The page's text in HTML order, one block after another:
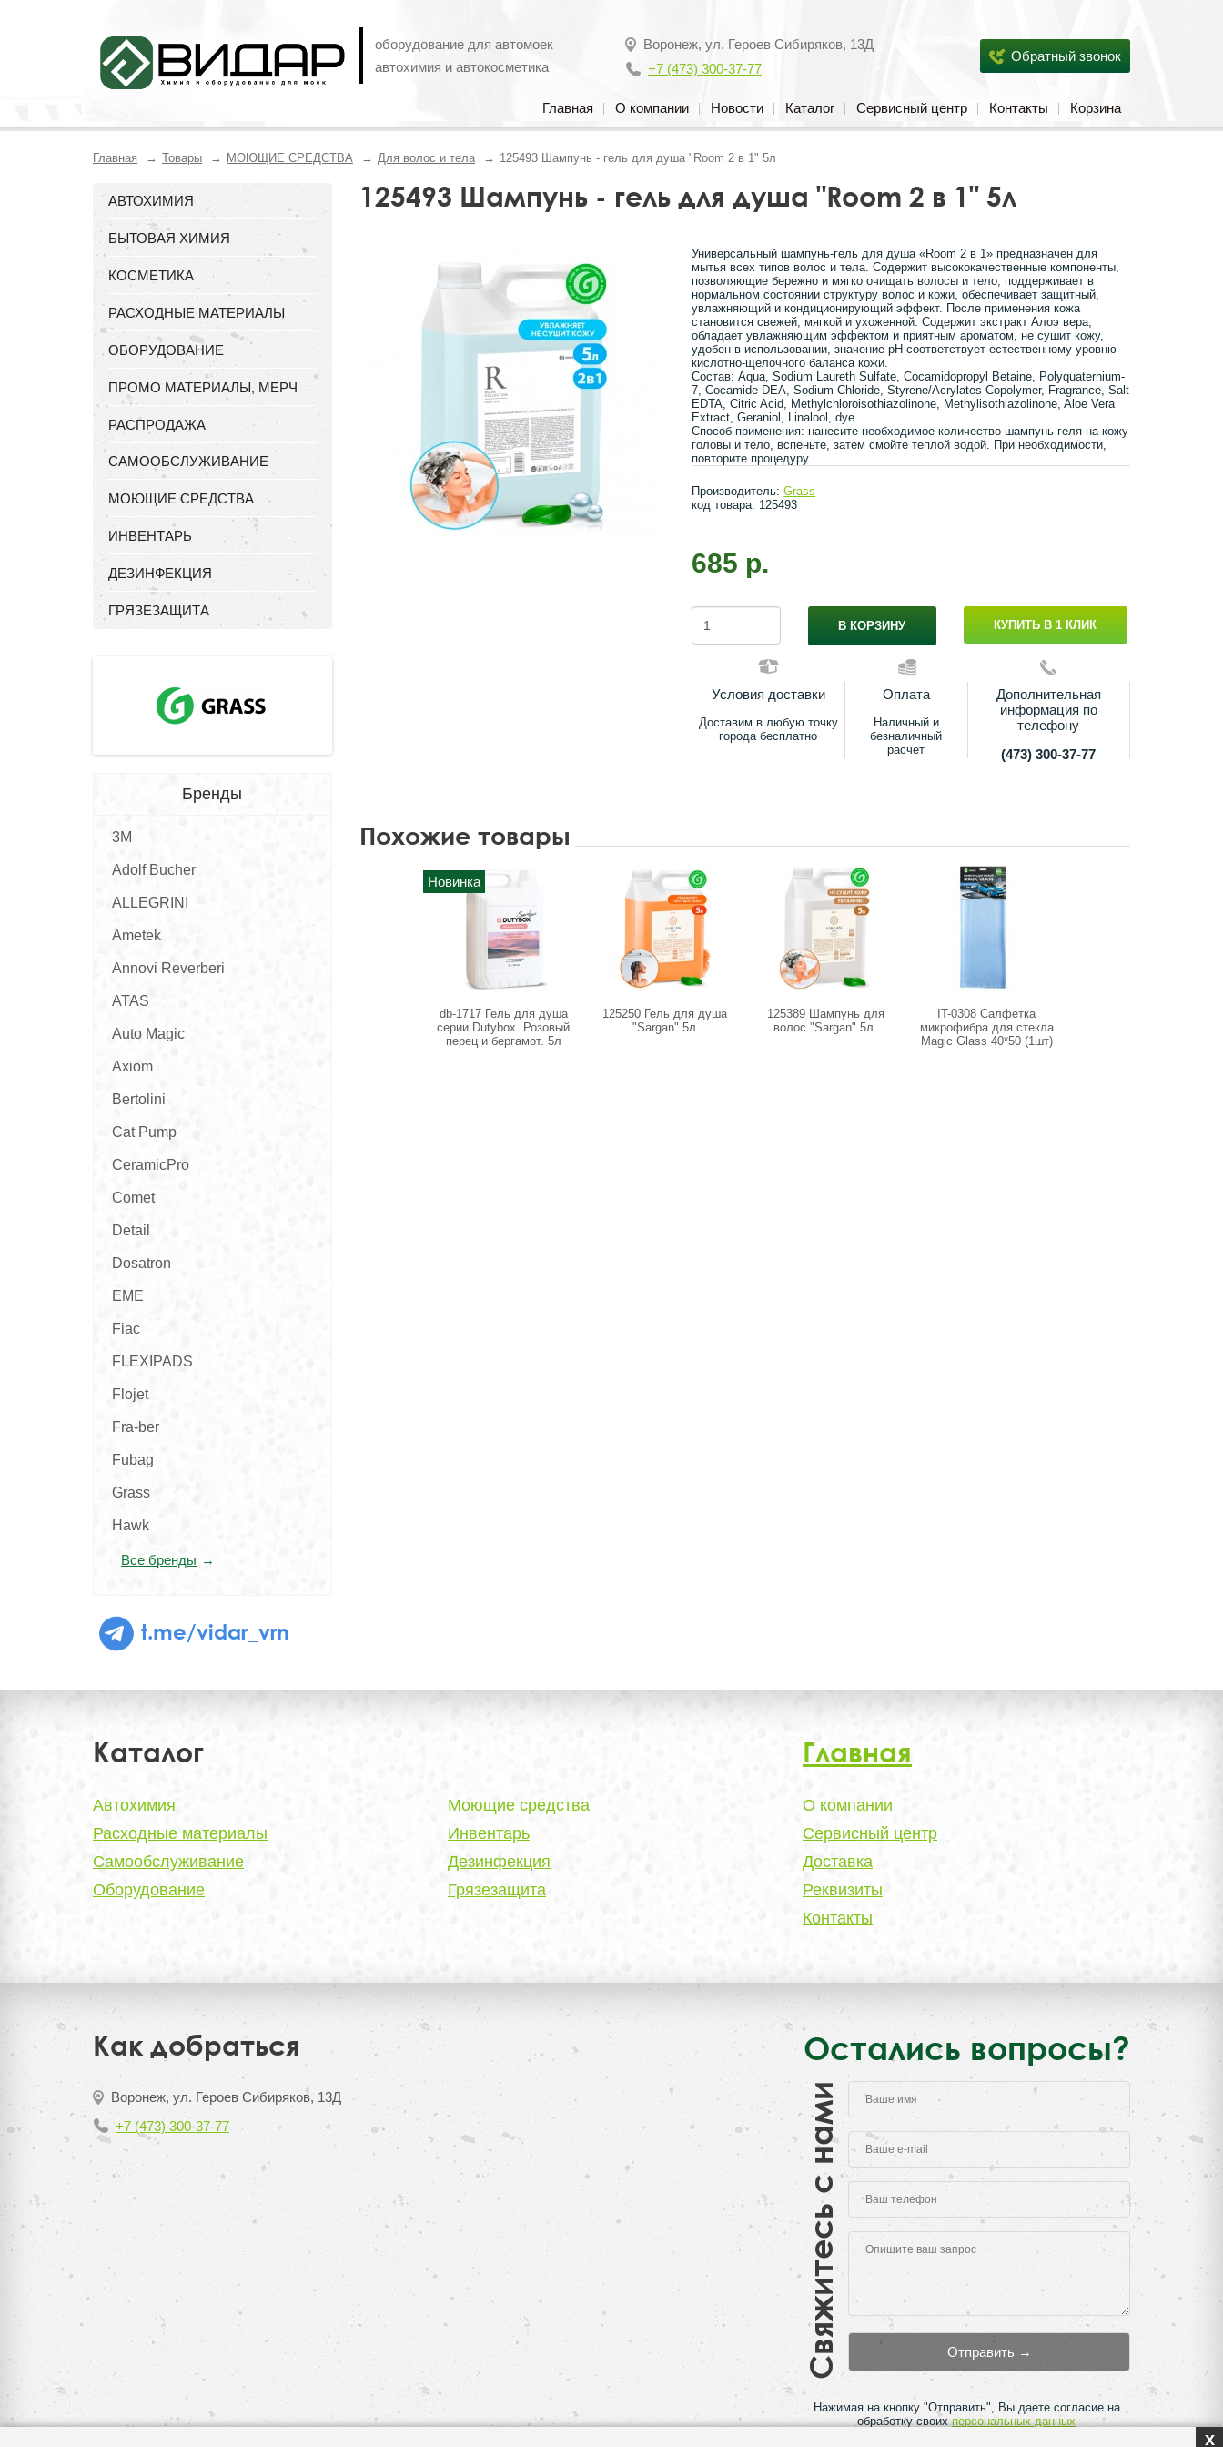
оборудование для автомоек
автохимия и автокосметика
Воронеж, ул. Героев Сибиряков, 13Д
+7 (473) 300-37-77
Обратный звонок
Главная О компании Новости Каталог Сервисный центр Контакты Корзина
Главная Товары МОЮЩИЕ СРЕДСТВА Для волос и тела 125493 Шампунь - гель для душа "Room 2 в 1" 5л
АВТОХИМИЯ
БЫТОВАЯ ХИМИЯ
КОСМЕТИКА
РАСХОДНЫЕ МАТЕРИАЛЫ
ОБОРУДОВАНИЕ
ПРОМО МАТЕРИАЛЫ, МЕРЧ
РАСПРОДАЖА
САМООБСЛУЖИВАНИЕ
МОЮЩИЕ СРЕДСТВА
ИНВЕНТАРЬ
ДЕЗИНФЕКЦИЯ
ГРЯЗЕЗАЩИТА
Бренды
3M
Adolf Bucher
ALLEGRINI
Ametek
Annovi Reverberi
ATAS
Auto Magic
Axiom
Bertolini
Cat Pump
CeramicPro
Comet
Detail
Dosatron
EME
Fiac
FLEXIPADS
Flojet
Fra-ber
Fubag
Grass
Hawk
Все бренды
t.me/vidar_vrn
125493 Шампунь - гель для душа "Room 2 в 1" 5л
Универсальный шампунь-гель для душа «Room 2 в 1» предназначен для
мытья всех типов волос и тела. Содержит высококачественные компоненты,
позволяющие бережно и мягко очищать волосы и тело, поддерживает в
нормальном состоянии структуру волос и кожи, обеспечивает защитный,
увлажняющий и кондиционирующий эффект. После применения кожа
становится свежей, мягкой и ухоженной. Содержит экстракт Алоэ вера,
обладает увлажняющим эффектом и приятным ароматом, не сушит кожу,
удобен в использовании, значение рН соответствует естественному уровню
кислотно-щелочного баланса кожи.
Состав: Aqua, Sodium Laureth Sulfate, Cocamidopropyl Betaine, Polyquaternium-
7, Cocamide DEA, Sodium Chloride, Styrene/Acrylates Copolymer, Fragrance, Salt
EDTA, Citric Acid, Methylchloroisothiazolinone, Methylisothiazolinone, Aloe Vera
Extract, Geraniol, Linalool, dye.
Способ применения: нанесите необходимое количество шампунь-геля на кожу
головы и тело, вспеньте, затем смойте теплой водой. При необходимости,
повторите процедуру.
Производитель:Grass
код товара: 125493
685 р.
В КОРЗИНУ КУПИТЬ В 1 КЛИК
Условия доставки
Доставим в любую точку
города бесплатно
Оплата
Наличный и
безналичный
расчет
Дополнительная
информация по
телефону
(473) 300-37-77
Похожие товары
Новинка
db-1717 Гель для душа
серии Dutybox. Розовый
перец и бергамот. 5л
125250 Гель для душа
"Sargan" 5л
125389 Шампунь для
волос "Sargan" 5л.
IT-0308 Салфетка
микрофибра для стекла
Magic Glass 40*50 (1шт)
Каталог Главная
Автохимия
Расходные материалы
Самообслуживание
Оборудование
Моющие средства
Инвентарь
Дезинфекция
Грязезащита
О компании
Сервисный центр
Доставка
Реквизиты
Контакты
Как добраться
Воронеж, ул. Героев Сибиряков, 13Д
+7 (473) 300-37-77
Остались вопросы?
Свяжитесь с нами
Нажимая на кнопку "Отправить", Вы даете согласие на
обработку своихперсональных данных
x